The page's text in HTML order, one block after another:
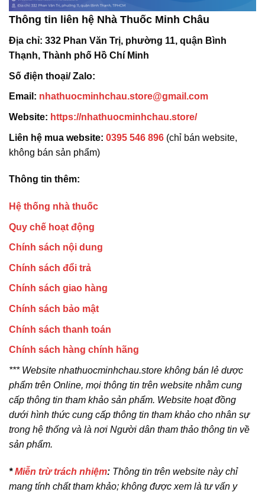
Thông tin liên hệ Nhà Thuốc Minh Châu
Địa chỉ: 332 Phan Văn Trị, phường 11, quận Bình
Thạnh, Thành phố Hồ Chí Minh
Số điện thoại/ Zalo:
Email: nhathuocminhchau.store@gmail.com
Website: https://nhathuocminhchau.store/
Liên hệ mua website: 0395 546 896 (chỉ bán website,
không bán sản phẩm)
Thông tin thêm:
Hệ thống nhà thuốc
Quy chế hoạt động
Chính sách nội dung
Chính sách đổi trả
Chính sách giao hàng
Chính sách bảo mật
Chính sách thanh toán
Chính sách hàng chính hãng
*** Website nhathuocminhchau.store không bán lẻ dược
phẩm trên Online, mọi thông tin trên website nhằm cung
cấp thông tin tham khảo sản phẩm. Website hoạt đồng
dưới hình thức cung cấp thông tin tham khảo cho nhân sự
trong hệ thống và là nơi Người dân tham thảo thông tin về
sản phẩm.
*Miễn trừ trách nhiệm: Thông tin trên website này chỉ
mang tính chất tham khảo; không được xem là tư vấn y